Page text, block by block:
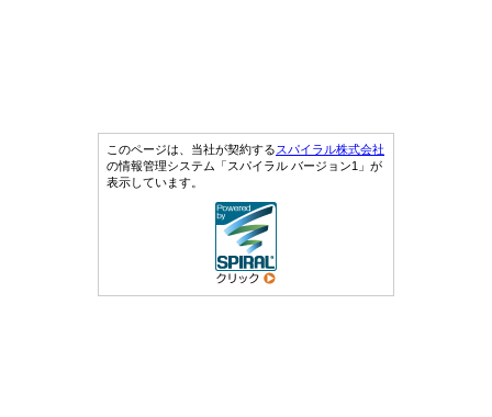
このページは、当社が契約するスパイラル株式会社
の情報管理システム「スパイラル バージョン1」が
表示しています。